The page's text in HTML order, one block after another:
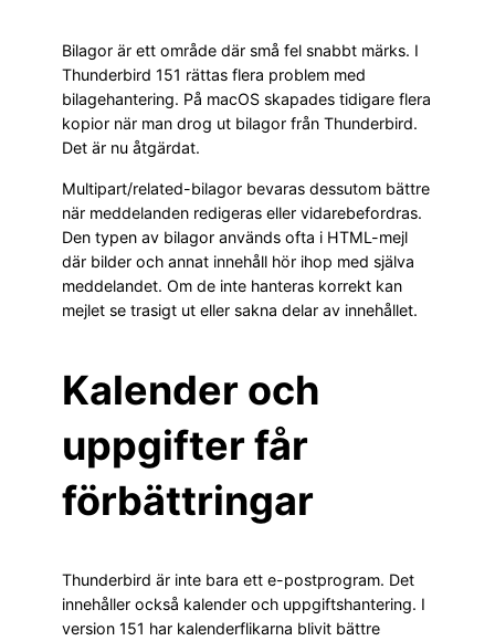
Bilagor är ett område där små fel snabbt märks. I
Thunderbird 151 rättas flera problem med
bilagehantering. På macOS skapades tidigare flera
kopior när man drog ut bilagor från Thunderbird.
Det är nu åtgärdat.
Multipart/related-bilagor bevaras dessutom bättre
när meddelanden redigeras eller vidarebefordras.
Den typen av bilagor används ofta i HTML-mejl
där bilder och annat innehåll hör ihop med själva
meddelandet. Om de inte hanteras korrekt kan
mejlet se trasigt ut eller sakna delar av innehållet.
Kalender och
uppgifter får
förbättringar
Thunderbird är inte bara ett e-postprogram. Det
innehåller också kalender och uppgiftshantering. I
version 151 har kalenderflikarna blivit bättre